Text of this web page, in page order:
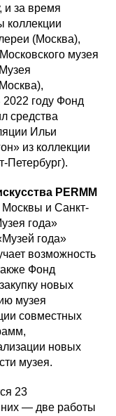
и за время
коллекции
(Москва),
музея
году Фонд
средства
Ильи
из коллекции
Петербург).
PERMM
и Санкт-
года»
года»
возможность
Фонд
новых
музея
совместных
новых
музея.
23
них — две работы